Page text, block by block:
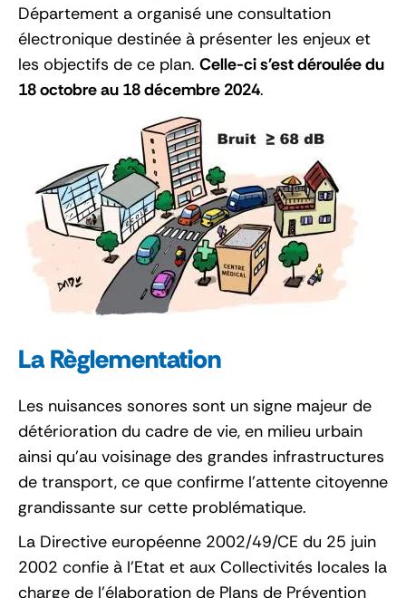
Département a organisé une consultation
électronique destinée à présenter les enjeux et
les objectifs de ce plan. Celle-ci s'est déroulée du
18 octobre au 18 décembre 2024.
La Règlementation
Les nuisances sonores sont un signe majeur de
détérioration du cadre de vie, en milieu urbain
ainsi qu’au voisinage des grandes infrastructures
de transport, ce que confirme l’attente citoyenne
grandissante sur cette problématique.
La Directive européenne 2002/49/CE du 25 juin
2002 confie à l’Etat et aux Collectivités locales la
charge de l’élaboration de Plans de Prévention